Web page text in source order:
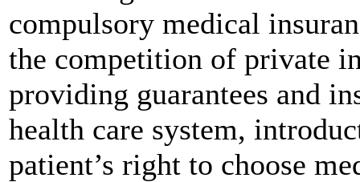
compulsory medical
the competition of private
providing guarantees and
health care system,
patient’s right to choose